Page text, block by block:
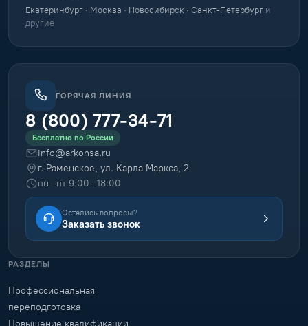
Екатеринбург · Москва · Новосибирск · Санкт-Петербург и
другие
ГОРЯЧАЯ ЛИНИЯ
8 (800) 777-34-71
Бесплатно по России
info@arkonsa.ru
г. Раменское, ул. Карла Маркса, 2
пн–пт 9:00–18:00
Остались вопросы?
Заказать звонок
РАЗДЕЛЫ
Профессиональная
переподготовка
Повышение квалификации